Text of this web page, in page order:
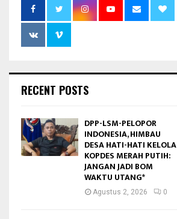
RECENT POSTS
DPP-LSM-PELOPOR
INDONESIA, HIMBAU
DESA HATI-HATI KELOLA
KOPDES MERAH PUTIH:
JANGAN JADI BOM
WAKTU UTANG*
Agustus 2, 2026 0